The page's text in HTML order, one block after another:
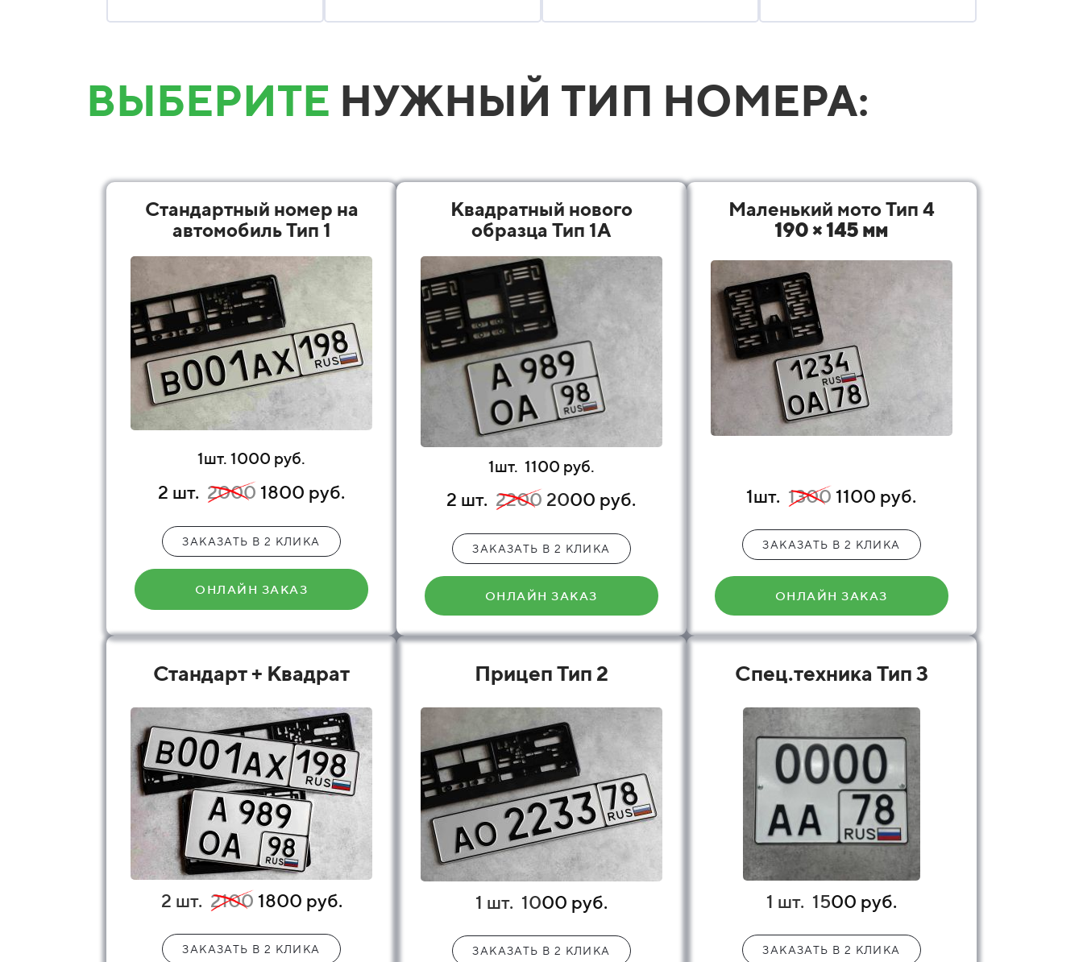
ВЫБЕРИТЕ НУЖНЫЙ ТИП НОМЕРА:
Стандартный номер на
автомобиль Тип 1
1шт. 1000 руб.
2 шт. 2000 1800 руб.
ЗАКАЗАТЬ В 2 КЛИКА
ОНЛАЙН ЗАКАЗ
Квадратный нового
образца Тип 1А
1шт. 1100 руб.
2 шт. 2200 2000 руб.
ЗАКАЗАТЬ В 2 КЛИКА
ОНЛАЙН ЗАКАЗ
Маленький мото Тип 4
190 × 145 мм
1шт. 1300 1100 руб.
ЗАКАЗАТЬ В 2 КЛИКА
ОНЛАЙН ЗАКАЗ
Стандарт + Квадрат
2 шт. 2100 1800 руб.
ЗАКАЗАТЬ В 2 КЛИКА
Прицеп Тип 2
1 шт. 1000 руб.
ЗАКАЗАТЬ В 2 КЛИКА
Спец.техника Тип 3
1 шт. 1500 руб.
ЗАКАЗАТЬ В 2 КЛИКА